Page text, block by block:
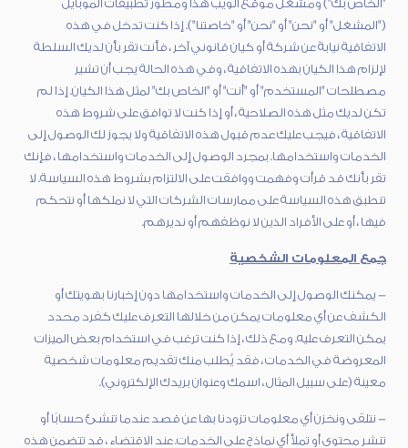
"الخاص بك") ومشغل موقع الويب هذا ومطور تطبيقات الموبايل
("المشغل" أو "نحن" أو "نحن" أو "خاصتنا"). إذا كنت تدخل في هذه
الاتفاقية نيابةً عن شركة أو كيان قانوني آخر ، فأنت تقر بأن لديك السلطة
لإلزام هذا الكيان بهذه الاتفاقية ، وفي هذه الحالة يجب أن تشير
مصطلحات "المستخدم" أو "أنت" أو "الخاص بك" لمثل هذا الكيان. إذا لم
تكن لديك مثل هذه الصلاحية ، أو إذا كنت لا توافق على شروط هذه
الاتفاقية ، فيجب عليك عدم قبول هذه الاتفاقية ولا يجوز لك الوصول إلى
الخدمات واستخدامها. بمجرد الوصول إلى الخدمات واستخدامها ، فإنك
تقر بأنك قد قرأت وفهمت ووافقت على الالتزام بشروط هذه السياسة. لا
تنطبق هذه السياسة على ممارسات الشركات التي لا نملكها أو نتحكم
فيها ، أو على الأفراد الذين لا نوظفهم أو نديرهم.
جمع المعلومات الشخصية
- يمكنك الوصول إلى الخدمات واستخدامها دون إخبارنا بهويتك أو
الكشف عن أي معلومات يمكن من خلالها التعرف عليك كفرد محدد
يمكن التعرف عليه. ومع ذلك ، إذا كنت ترغب في استخدام بعض الميزات
المعروضة في الخدمات ، فقد يُطلب منك تقديم معلومات شخصية
معينة (على سبيل المثال ، اسمك وعنوان بريدك الإلكتروني).
- نتلقى ونخزن أي معلومات تزودنا بها عن قصد عندما تنشئ حسابًا أو
تنشر محتوى أو تملأ أي نماذج على الخدمات. عند الاقتضاء ، قد تتضمن هذه